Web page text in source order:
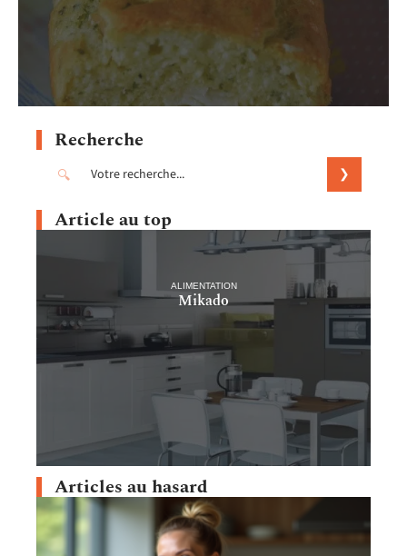
Recherche
Article au top
ALIMENTATION
Mikado
Articles au hasard